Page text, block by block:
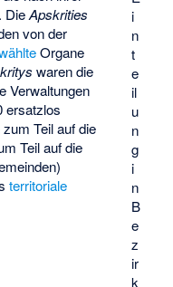
i
n
t
e
il
u
n
g
i
n
B
e
z
ir
k
DieApskrities
von der
Organe
waren die
Verwaltungen
ersatzlos
Teil auf die
Teil auf die
territoriale